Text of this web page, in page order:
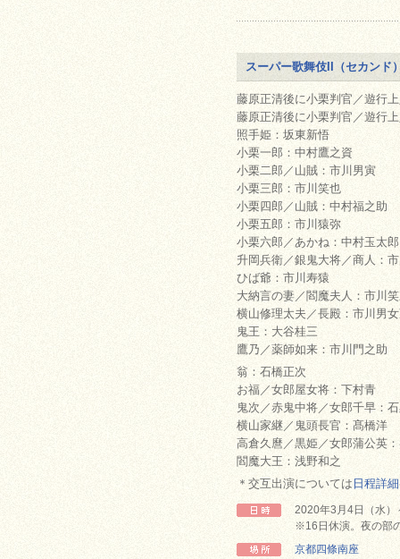
スーパー歌舞伎II（セカンド
藤原正清後に小栗判官／遊行
藤原正清後に小栗判官／遊行
照手姫：坂東新悟
小栗一郎：中村鷹之資
小栗二郎／山賊：市川男寅
小栗三郎：市川笑也
小栗四郎／山賊：中村福之助
小栗五郎：市川猿弥
小栗六郎／あかね：中村玉太郎
升岡兵衛／銀鬼大将／商人：
ひば爺：市川寿猿
大納言の妻／閻魔夫人：市川
横山修理太夫／長殿：市川男
鬼王：大谷桂三
鷹乃／薬師如来：市川門之助
翁：石橋正次
お福／女郎屋女将：下村青
鬼次／赤鬼中将／女郎千早：
横山家継／鬼頭長官：髙橋洋
高倉久麿／黒姫／女郎蒲公英
閻魔大王：浅野和之
＊交互出演については 日程詳細
2020年3月4日（水）
※16日休演。夜の部
京都四條南座